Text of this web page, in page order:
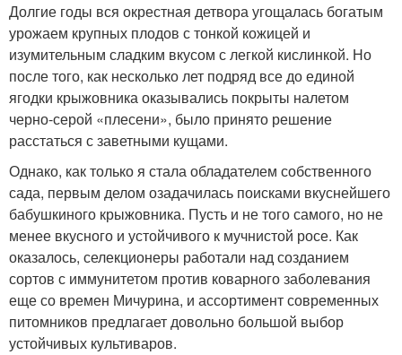
Долгие годы вся окрестная детвора угощалась богатым
урожаем крупных плодов с тонкой кожицей и
изумительным сладким вкусом с легкой кислинкой. Но
после того, как несколько лет подряд все до единой
ягодки крыжовника оказывались покрыты налетом
черно-серой «плесени», было принято решение
расстаться с заветными кущами.
Однако, как только я стала обладателем собственного
сада, первым делом озадачилась поисками вкуснейшего
бабушкиного крыжовника. Пусть и не того самого, но не
менее вкусного и устойчивого к мучнистой росе. Как
оказалось, селекционеры работали над созданием
сортов с иммунитетом против коварного заболевания
еще со времен Мичурина, и ассортимент современных
питомников предлагает довольно большой выбор
устойчивых культиваров.